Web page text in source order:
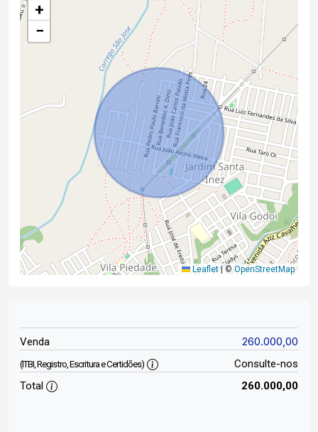
+
−
Leaflet | ©OpenStreetMap
Venda 260.000,00
(ITBI, Registro, Escritura e Certidões)
Consulte-nos
Total
260.000,00